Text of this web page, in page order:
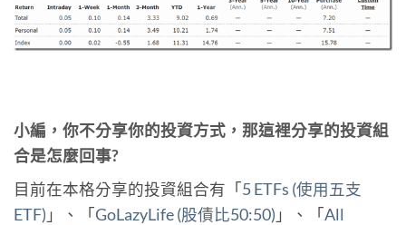
小編，你不分享你的投資方式，那這裡分享的投資組
合是怎麼回事?
目前在本格分享的投資組合有「5 ETFs (使用五支
ETF) 」、「GoLazyLife (股債比50:50) 」、「All